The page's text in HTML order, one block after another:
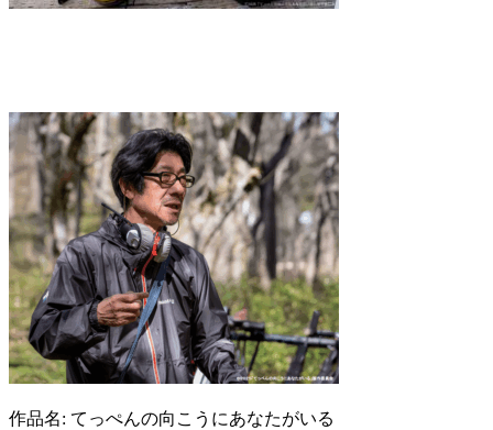
作品名: てっぺんの向こうにあなたがいる